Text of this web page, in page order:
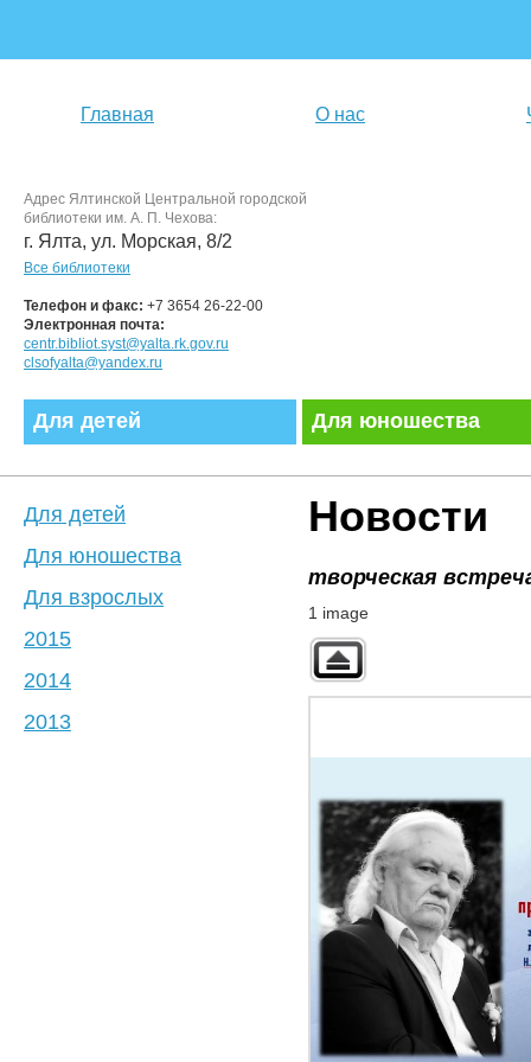
Главная О нас
Адрес Ялтинской Центральной городской
библиотеки им. А. П. Чехова:
г. Ялта, ул. Морская, 8/2
Все библиотеки
Телефон и факс: +7 3654 26-22-00
Электронная почта:
centr.bibliot.syst@yalta.rk.gov.ru
clsofyalta@yandex.ru
Для детей Для юношества
Новости
творческая
1 image
Для детей
Для юношества
Для взрослых
2015
2014
2013